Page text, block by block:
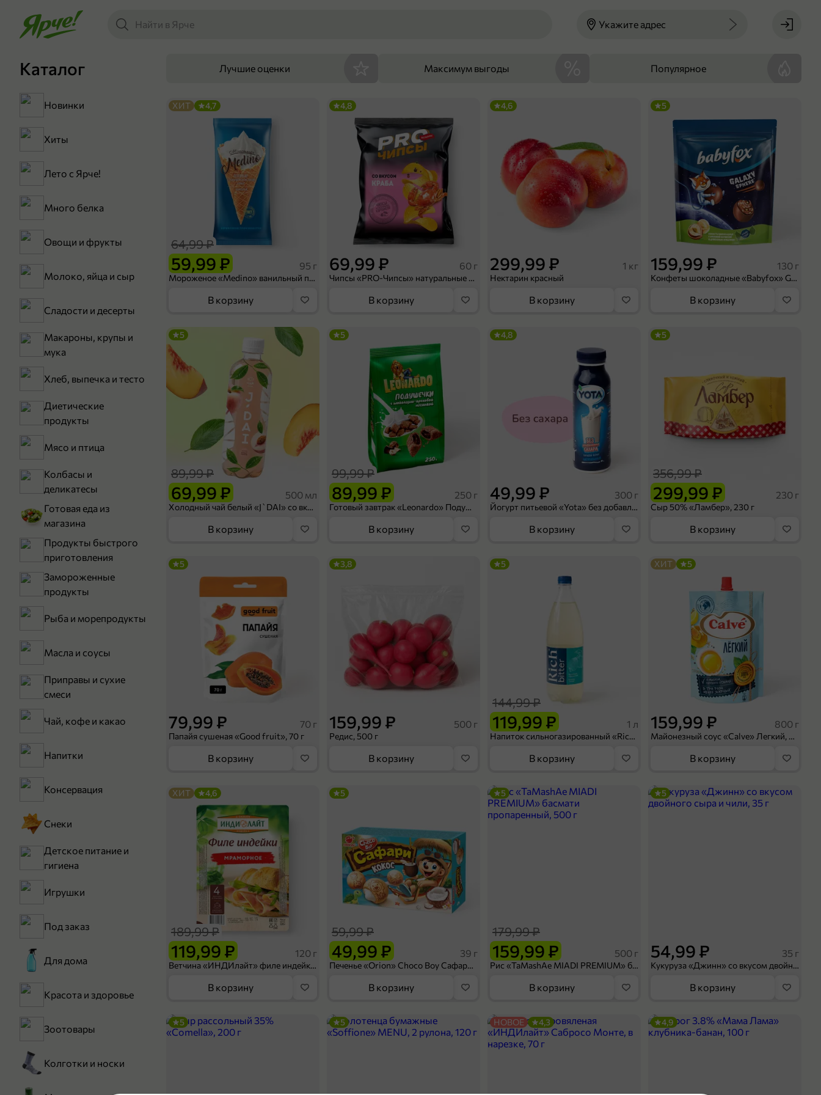
Укажите адрес
Каталог
Новинки
Хиты
Лето с Ярче!
Много белка
Овощи и фрукты
Молоко, яйца и сыр
Сладости и десерты
Макароны, крупы и
мука
Хлеб, выпечка и тесто
Диетические
продукты
Мясо и птица
Колбасы и
деликатесы
Готовая еда из
магазина
Продукты быстрого
приготовления
Замороженные
продукты
Рыба и морепродукты
Масла и соусы
Приправы и сухие
смеси
Чай, кофе и какао
Напитки
Консервация
Снеки
Детское питание и
гигиена
Игрушки
Под заказ
Для дома
Красота и здоровье
Зоотовары
Колготки и носки
Лучшие оценки Максимум выгоды Популярное
59,99 ₽
64,99 ₽
95 г
Мороженое «Medino» ванильный пломбир в рожке, 95 г
ХИТ 4,7
В корзину
69,99 ₽ 60 г
Чипсы «PRO-Чипсы» натуральные картофельные со вкусом краба, 60 г
4,8
В корзину
299,99 ₽ 1 кг
Нектарин красный
4,6
В корзину
159,99 ₽ 130 г
Конфеты шоколадные «Babyfox» Galaxy sphere с фундуком, 130 г
5
В корзину
69,99 ₽
89,99 ₽
500 мл
Холодный чай белый «J`DAI» со вкусом белого персика, 500 мл
5
В корзину
89,99 ₽
99,99 ₽
250 г
Готовый завтрак «Leonardo» Подушечки с шоколадно-ореховой начинкой, 250 г
5
В корзину
49,99 ₽ 300 г
Йогурт питьевой «Yota» без добавления сахара, 300 г
4,8
В корзину
299,99 ₽
356,99 ₽
230 г
Сыр 50% «Ламбер», 230 г
5
В корзину
79,99 ₽ 70 г
Папайя сушеная «Good fruit», 70 г
5
В корзину
159,99 ₽ 500 г
Редис, 500 г
3,8
В корзину
119,99 ₽
144,99 ₽
1 л
Напиток сильногазированный «Rich» Биттер Лемон, 1 л
5
В корзину
159,99 ₽ 800 г
Майонезный соус «Calve» Легкий, 800 г
ХИТ 5
В корзину
119,99 ₽
189,99 ₽
120 г
Ветчина «ИНДИлайт» филе индейки Мраморное, в нарезке, 120 г
ХИТ 4,6
В корзину
49,99 ₽
59,99 ₽
39 г
Печенье «Orion» Choco Boy Сафари кокос, 39 г
5
В корзину
159,99 ₽
179,99 ₽
500 г
Рис «TaMashAe MIADI PREMIUM» басмати пропаренный, 500 г
5
В корзину
54,99 ₽ 35 г
Кукуруза «Джинн» со вкусом двойного сыра и чили, 35 г
5
В корзину
5 5 НОВОЕ 4,3 4,9